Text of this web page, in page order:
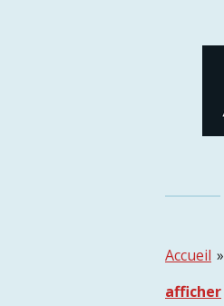
Accueil »
afficher